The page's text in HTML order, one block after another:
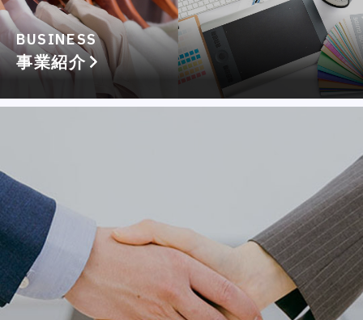
BUSINESS
事業紹介